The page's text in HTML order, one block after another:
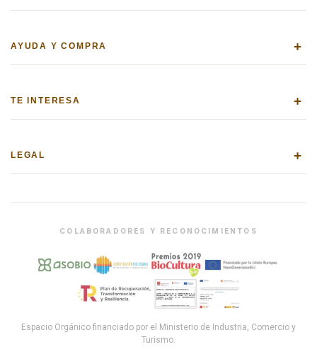
AYUDA Y COMPRA +
TE INTERESA +
LEGAL +
COLABORADORES Y RECONOCIMIENTOS
Espacio Orgánico financiado por el Ministerio de Industria, Comercio y
Turismo.